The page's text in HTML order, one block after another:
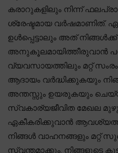
കരാറുകളിലും നിന്ന്
ശ്രേഷ്ടമായ വർഷമാണിത്.
ഉൾപ്പെട്ടാലും അത്
അനുകൂലമായിത്തീരുവാൻ
വ്യവസായത്തിലും മറ്റ്
ആദായം വർദ്ധിക്കുകയും
അന്തസ്സും ഉയരുകയും
സ്വകാര്യജീവിത മേഖല
ഏകീകരിക്കുവാൻ
നിങ്ങൾ വാഹനങ്ങളും മറ്റ്
സ്വന്തമാക്കും. നിങ്ങളുടെ